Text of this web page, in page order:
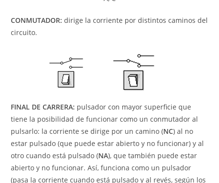
CONMUTADOR: dirige la corriente por distintos caminos del
circuito.
FINAL DE CARRERA: pulsador con mayor superficie que
tiene la posibilidad de funcionar como un conmutador al
pulsarlo: la corriente se dirige por un camino (NC) al no
estar pulsado (que puede estar abierto y no funcionar) y al
otro cuando está pulsado (NA), que también puede estar
abierto y no funcionar. Así, funciona como un pulsador
(pasa la corriente cuando está pulsado y al revés, según los